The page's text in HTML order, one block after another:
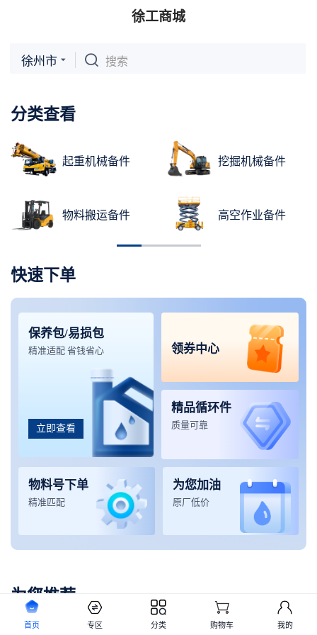
徐工商城
徐州市 搜索
分类查看
起重机械备件
物料搬运备件
挖掘机械备件
高空作业备件
快速下单
保养包/易损包
精准适配 省钱省心
立即查看
领券中心
精品循环件
质量可靠
物料号下单
精准匹配
为您加油
原厂低价
为您推荐
首页 专区 分类 购物车 我的